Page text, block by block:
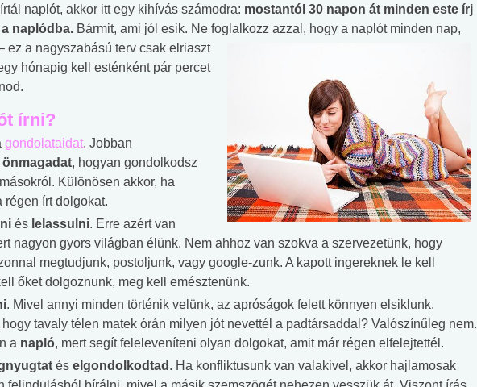
naplót, akkor itt egy kihívás számodra: mostantól 30 napon át minden este írj
naplódba. Bármit, ami jól esik. Ne foglalkozz azzal, hogy a naplót minden nap,
ez a nagyszabású terv csak elriaszt
hónapig kell esténként pár percet
írni?
gondolataidat. Jobban
önmagadat, hogyan gondolkodsz
Különösen akkor, ha
régen írt dolgokat.
és lelassulni. Erre azért van
nagyon gyors világban élünk. Nem ahhoz van szokva a szervezetünk, hogy
megtudjunk, postoljunk, vagy google-zunk. A kapott ingereknek le kell
őket dolgoznunk, meg kell emésztenünk.
. Mivel annyi minden történik velünk, az apróságok felett könnyen elsiklunk.
tavaly télen matek órán milyen jót nevettél a padtársaddal? Valószínűleg nem.
a napló, mert segít feleleveníteni olyan dolgokat, amit már régen elfelejtettél.
és elgondolkodtad . Ha konfliktusunk van valakivel, akkor hajlamosak